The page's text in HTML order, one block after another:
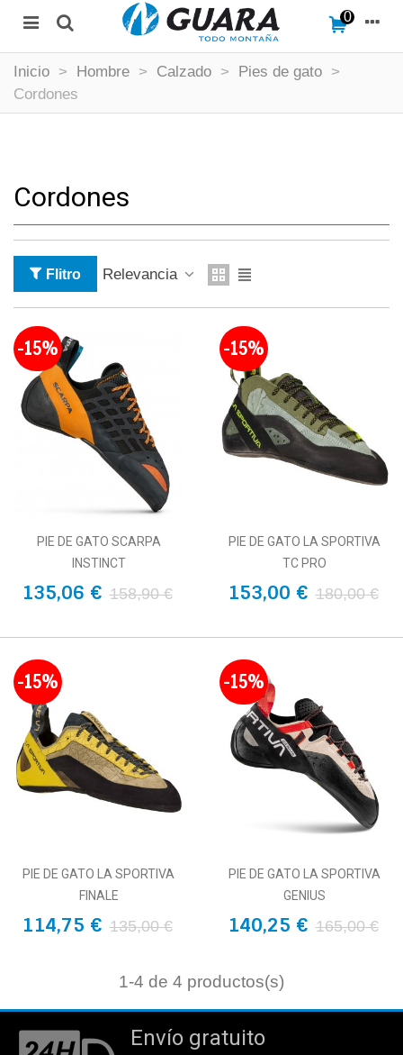
0
Inicio > Hombre > Calzado > Pies de gato >
Cordones
Cordones
Flitro Relevancia
-15%
PIE DE GATO SCARPA
INSTINCT
135,06 € 158,90 €
-15%
PIE DE GATO LA SPORTIVA
TC PRO
153,00 € 180,00 €
-15%
PIE DE GATO LA SPORTIVA
FINALE
114,75 € 135,00 €
-15%
PIE DE GATO LA SPORTIVA
GENIUS
140,25 € 165,00 €
1-4 de 4 productos(s)
Envío gratuito